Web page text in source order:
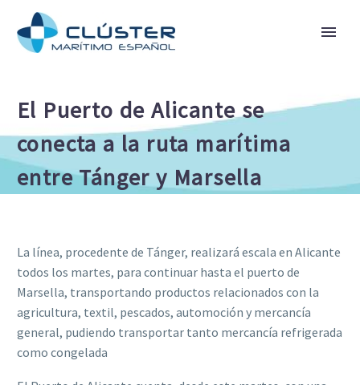
El Puerto de Alicante se
conecta a la ruta marítima
entre Tánger y Marsella
La línea, procedente de Tánger, realizará escala en Alicante
todos los martes, para continuar hasta el puerto de
Marsella, transportando productos relacionados con la
agricultura, textil, pescados, automoción y mercancía
general, pudiendo transportar tanto mercancía refrigerada
como congelada